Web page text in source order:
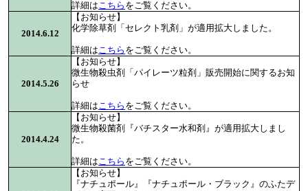
詳細はこちら をご覧ください。
2014.6.12
【お知らせ】
化学除草剤「セレクト乳剤」が適用拡大しました。
詳細はこちら をご覧ください。
2014.5.26
【お知らせ】
微生物殺虫剤「パイレーツ粒剤」販売開始に関するお知
らせ
詳細はこちら をご覧ください。
2014.4.24
【お知らせ】
微生物殺菌剤『バチスター水和剤』が適用拡大しまし
た。
詳細はこちら をご覧ください。
【お知らせ】
『ナチュポール』『ナチュポール・ブラック』のふたデ